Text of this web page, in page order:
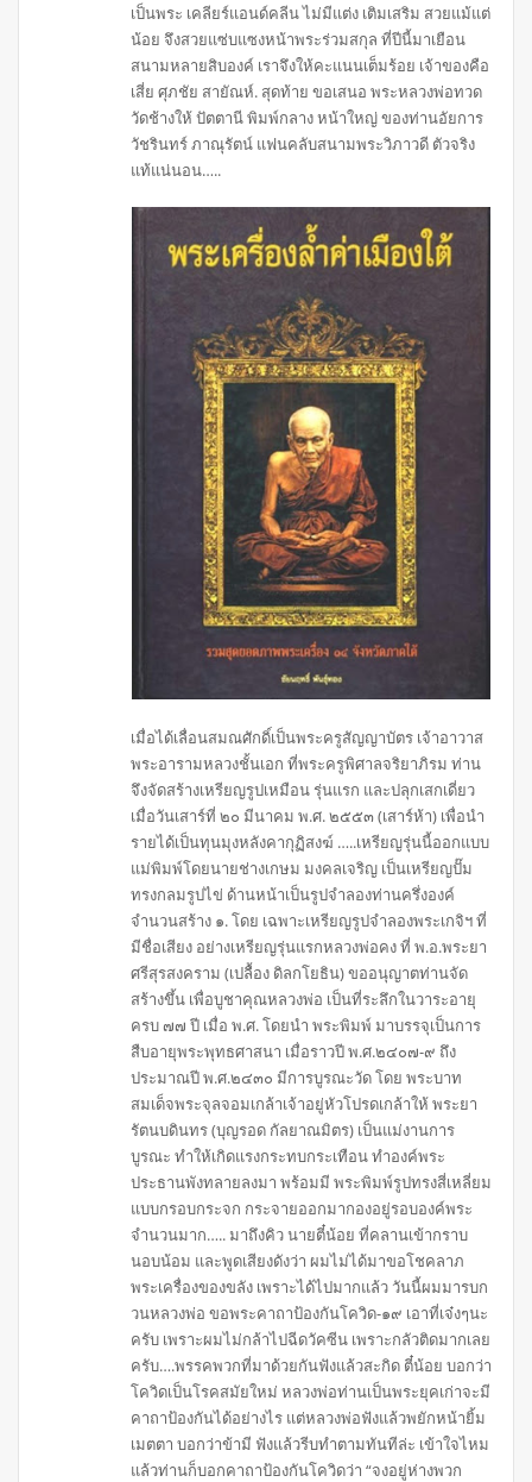
เป็นพระ เคลียร์แอนด์คลีน ไม่มีแต่ง เติมเสริม สวยแม้แต่
น้อย จึงสวยแซ่บแซงหน้าพระร่วมสกุล ที่ปีนี้มาเยือน
สนามหลายสิบองค์ เราจึงให้คะแนนเต็มร้อย เจ้าของคือ
เสี่ย ศุภชัย สายัณห์. สุดท้าย ขอเสนอ พระหลวงพ่อทวด
วัดช้างให้ ปัตตานี พิมพ์กลาง หน้าใหญ่ ของท่านอัยการ
วัชรินทร์ ภาณุรัตน์ แฟนคลับสนามพระวิภาวดี ตัวจริง
แท้แน่นอน…..
เมื่อได้เลื่อนสมณศักดิ์เป็นพระครูสัญญาบัตร เจ้าอาวาส
พระอารามหลวงชั้นเอก ที่พระครูพิศาลจริยาภิรม ท่าน
จึงจัดสร้างเหรียญรูปเหมือน รุ่นแรก และปลุกเสกเดี่ยว
เมื่อวันเสาร์ที่ ๒๐ มีนาคม พ.ศ. ๒๕๕๓ (เสาร์ห้า) เพื่อนำ
รายได้เป็นทุนมุงหลังคากุฏิสงฆ์ …..เหรียญรุ่นนี้ออกแบบ
แม่พิมพ์โดยนายช่างเกษม มงคลเจริญ เป็นเหรียญปั๊ม
ทรงกลมรูปไข่ ด้านหน้าเป็นรูปจำลองท่านครึ่งองค์
จำนวนสร้าง ๑. โดย เฉพาะเหรียญรูปจำลองพระเกจิฯ ที่
มีชื่อเสียง อย่างเหรียญรุ่นแรกหลวงพ่อคง ที่ พ.อ.พระยา
ศรีสุรสงคราม (เปลื้อง ดิลกโยธิน) ขออนุญาตท่านจัด
สร้างขึ้น เพื่อบูชาคุณหลวงพ่อ เป็นที่ระลึกในวาระอายุ
ครบ ๗๗ ปี เมื่อ พ.ศ. โดยนำ พระพิมพ์ มาบรรจุเป็นการ
สืบอายุพระพุทธศาสนา เมื่อราวปี พ.ศ.๒๔๐๗-๙ ถึง
ประมาณปี พ.ศ.๒๔๓๐ มีการบูรณะวัด โดย พระบาท
สมเด็จพระจุลจอมเกล้าเจ้าอยู่หัวโปรดเกล้าให้ พระยา
รัตนบดินทร (บุญรอด กัลยาณมิตร) เป็นแม่งานการ
บูรณะ ทำให้เกิดแรงกระทบกระเทือน ทำองค์พระ
ประธานพังทลายลงมา พร้อมมี พระพิมพ์รูปทรงสี่เหลี่ยม
แบบกรอบกระจก กระจายออกมากองอยู่รอบองค์พระ
จำนวนมาก….. มาถึงคิว นายตี๋น้อย ที่คลานเข้ากราบ
นอบน้อม และพูดเสียงดังว่า ผมไม่ได้มาขอโชคลาภ
พระเครื่องของขลัง เพราะได้ไปมากแล้ว วันนี้ผมมารบก
วนหลวงพ่อ ขอพระคาถาป้องกันโควิด-๑๙ เอาที่เจ๋งๆนะ
ครับ เพราะผมไม่กล้าไปฉีดวัคซีน เพราะกลัวติดมากเลย
ครับ….พรรคพวกที่มาด้วยกันฟังแล้วสะกิด ตี๋น้อย บอกว่า
โควิดเป็นโรคสมัยใหม่ หลวงพ่อท่านเป็นพระยุคเก่าจะมี
คาถาป้องกันได้อย่างไร แต่หลวงพ่อฟังแล้วพยักหน้ายิ้ม
เมตตา บอกว่าข้ามี ฟังแล้วรีบทำตามทันทีล่ะ เข้าใจไหม
แล้วท่านก็บอกคาถาป้องกันโควิดว่า “จงอยู่ห่างพวก